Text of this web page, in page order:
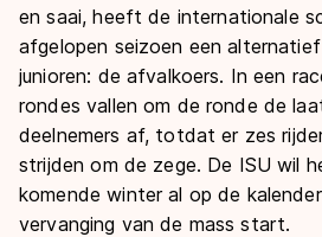
en saai, heeft de internationale
afgelopen seizoen een
junioren: de afvalkoers. In een
rondes vallen om de ronde de
deelnemers af, totdat er zes
strijden om de zege. De ISU wil
komende winter al op de
vervanging van de mass start.